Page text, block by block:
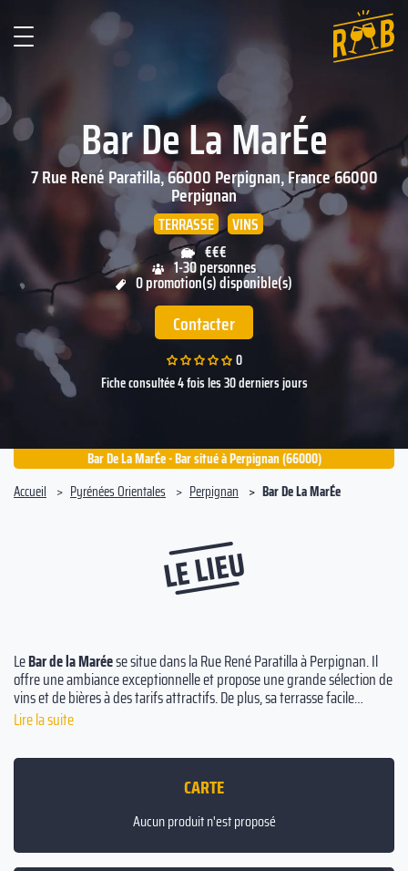
Bar De La MarÉe
7 Rue René Paratilla, 66000 Perpignan, France66000
Perpignan
TERRASSE
VINS
€€€
1-30 personnes
0 promotion(s) disponible(s)
Contacter
0
Fiche consultée 4 fois les 30 derniers jours
Bar De La MarÉe - Bar situé à Perpignan (66000)
Accueil
Pyrénées Orientales Perpignan Bar De La MarÉe
LE LIEU
LeBar de la Maréese situe dans la Rue René Paratilla à Perpignan. Il
offre une ambiance exceptionnelle et propose une grande sélection de
vins et de bières à des tarifs attractifs. De plus, sa terrasse facile
d'accès est le lieu idéal pour grignoter de délicieuses tapas. Tous les
animations musicales avec des DJ. Venez découvrir ce bar à vins et
Lire la suite
CARTE
Aucun produit n'est proposé